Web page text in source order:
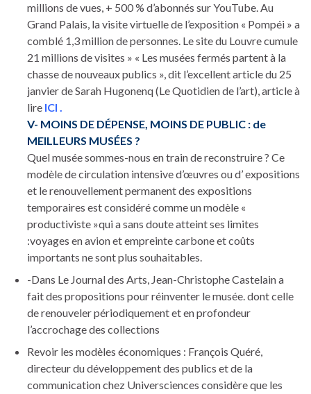
millions de vues, + 500 % d’abonnés sur YouTube. Au
Grand Palais, la visite virtuelle de l’exposition « Pompéi » a
comblé 1,3 million de personnes. Le site du Louvre cumule
21 millions de visites » « Les musées fermés partent à la
chasse de nouveaux publics », dit l’excellent article du 25
janvier de Sarah Hugonenq (Le Quotidien de l’art), article à
lire ICI .
V- MOINS DE DÉPENSE, MOINS DE PUBLIC : de
MEILLEURS MUSÉES ?
Quel musée sommes-nous en train de reconstruire ? Ce
modèle de circulation intensive d’œuvres ou d’ expositions
et le renouvellement permanent des expositions
temporaires est considéré comme un modèle «
productiviste »qui a sans doute atteint ses limites
:voyages en avion et empreinte carbone et coûts
importants ne sont plus souhaitables.
-Dans Le Journal des Arts, Jean-Christophe Castelain a
fait des propositions pour réinventer le musée. dont celle
de renouveler périodiquement et en profondeur
l’accrochage des collections
Revoir les modèles économiques : François Quéré,
directeur du développement des publics et de la
communication chez Universciences considère que les